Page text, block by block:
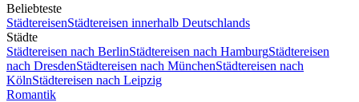
Beliebteste
StädtereisenStädtereisen innerhalb Deutschlands
Städte
Städtereisen nach BerlinStädtereisen nach HamburgStädtereisen
nach DresdenStädtereisen nach MünchenStädtereisen nach
KölnStädtereisen nach Leipzig
Romantik